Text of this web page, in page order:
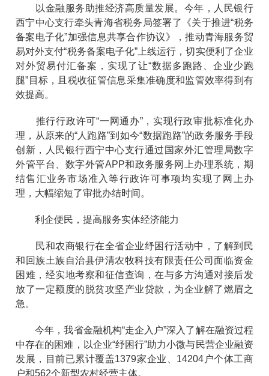
以金融服务助推经济高质量发展。今年，人民银行
西宁中心支行牵头青海省税务局签署了《关于推进“税务
备案电子化”加强信息共享合作协议》，推动青海服务贸
易对外支付“税务备案电子化”上线运行，切实便利了企业
对外贸易付汇备案，实现了让“数据多跑路、企业少跑
腿”目标，且税收征管信息采集准确度和监管效率得到有
效提高。
推行行政许可“一网通办”，实现行政审批标准化办
理，从原来的“人跑路”到如今“数据跑路”的政务服务手段
创新，人民银行西宁中心支行通过国家外汇管理局数字
外管平台、数字外管APP和政务服务网上办理系统，期
结售汇业务市场准入等行政许可事项均实现了网上办
理，大幅缩短了审批办结时间。
利企便民，提高服务实体经济能力
民和农商银行在全省企业纾困行活动中，了解到民
和回族土族自治县伊清农牧科技有限责任公司面临资金
困难，经实地考察和征信查询，在与多方沟通对接后发
放了一定额度的脱贫攻坚产业贷款，为企业解了燃眉之
急。
今年，我省金融机构“走企入户”深入了解在融资过程
中存在的困难，以企业“纾困行”助力小微与民营企业融资
发展，目前已累计覆盖1379家企业、14204户个体工商
户和562个新型农村经营主体。